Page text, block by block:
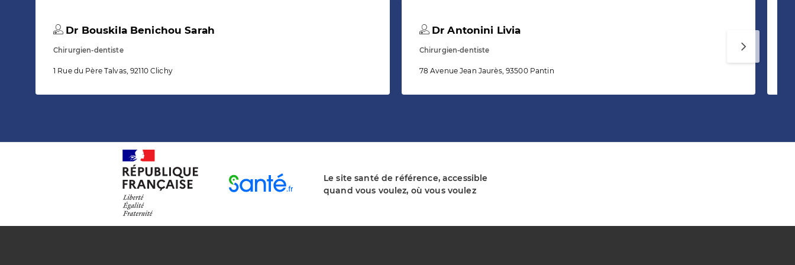
Dr Bouskila Benichou Sarah
Chirurgien-dentiste
1 Rue du Père Talvas, 92110 Clichy
Dr Antonini Livia
Chirurgien-dentiste
78 Avenue Jean Jaurès, 93500 Pantin
Le site santé de référence, accessible
quand vous voulez, où vous voulez